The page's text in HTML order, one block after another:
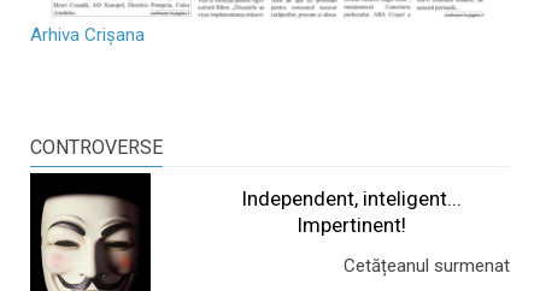
Arhiva Crișana
CONTROVERSE
Independent, inteligent...
Impertinent!
Cetățeanul surmenat